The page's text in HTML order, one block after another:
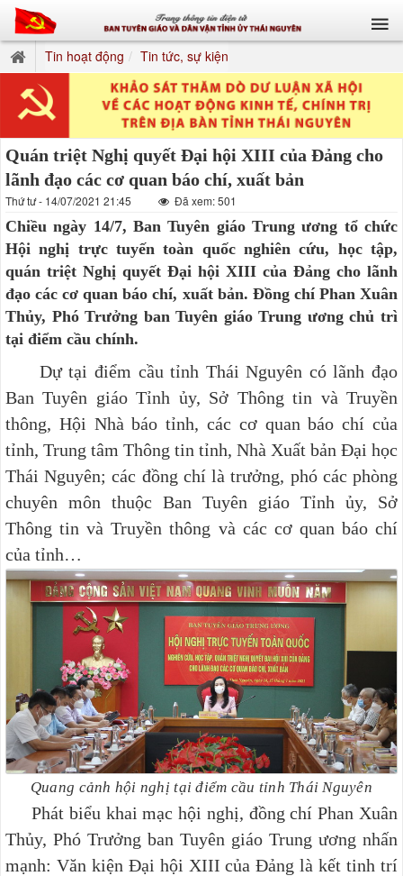
Tin hoạt động Tin tức, sự kiện
Quán triệt Nghị quyết Đại hội XIII của Đảng cho
lãnh đạo các cơ quan báo chí, xuất bản
Thứ tư - 14/07/2021 21:45 Đã xem: 501
Chiều ngày 14/7, Ban Tuyên giáo Trung ương tổ chức
Hội nghị trực tuyến toàn quốc nghiên cứu, học tập,
quán triệt Nghị quyết Đại hội XIII của Đảng cho lãnh
đạo các cơ quan báo chí, xuất bản. Đồng chí Phan Xuân
Thủy, Phó Trưởng ban Tuyên giáo Trung ương chủ trì
tại điểm cầu chính.
Dự tại điểm cầu tỉnh Thái Nguyên có lãnh đạo
Ban Tuyên giáo Tỉnh ủy, Sở Thông tin và Truyền
thông, Hội Nhà báo tỉnh, các cơ quan báo chí của
tỉnh, Trung tâm Thông tin tỉnh, Nhà Xuất bản Đại học
Thái Nguyên; các đồng chí là trưởng, phó các phòng
chuyên môn thuộc Ban Tuyên giáo Tỉnh ủy, Sở
Thông tin và Truyền thông và các cơ quan báo chí
của tỉnh…
Quang cảnh hội nghị tại điểm cầu tỉnh Thái Nguyên
Phát biểu khai mạc hội nghị, đồng chí Phan Xuân
Thủy, Phó Trưởng ban Tuyên giáo Trung ương nhấn
mạnh: Văn kiện Đại hội XIII của Đảng là kết tinh trí